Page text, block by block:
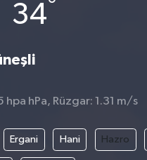
34°
hpa hPa, Rüzgar: 1.31 m/s
Ergani Hani Hazro